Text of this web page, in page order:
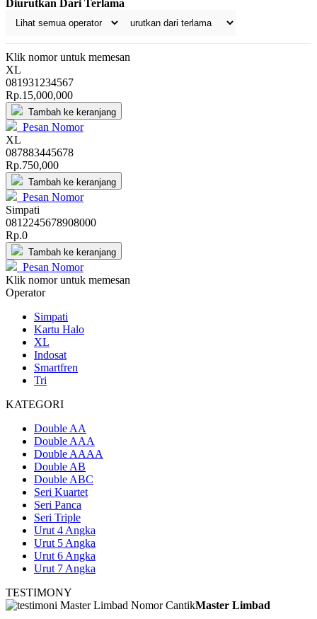
Diurutkan Dari Terlama
Klik nomor untuk memesan
XL
081931234567
Rp.15,000,000
Tambah ke keranjang
Pesan Nomor
XL
087883445678
Rp.750,000
Tambah ke keranjang
Pesan Nomor
Simpati
0812245678908000
Rp.0
Tambah ke keranjang
Pesan Nomor
Klik nomor untuk memesan
Operator
Simpati
Kartu Halo
XL
Indosat
Smartfren
Tri
KATEGORI
Double AA
Double AAA
Double AAAA
Double AB
Double ABC
Seri Kuartet
Seri Panca
Seri Triple
Urut 4 Angka
Urut 5 Angka
Urut 6 Angka
Urut 7 Angka
TESTIMONY
Master Limbad